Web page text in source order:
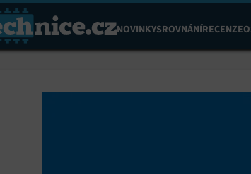
NOVINKYSROVNÁNÍRECENZE